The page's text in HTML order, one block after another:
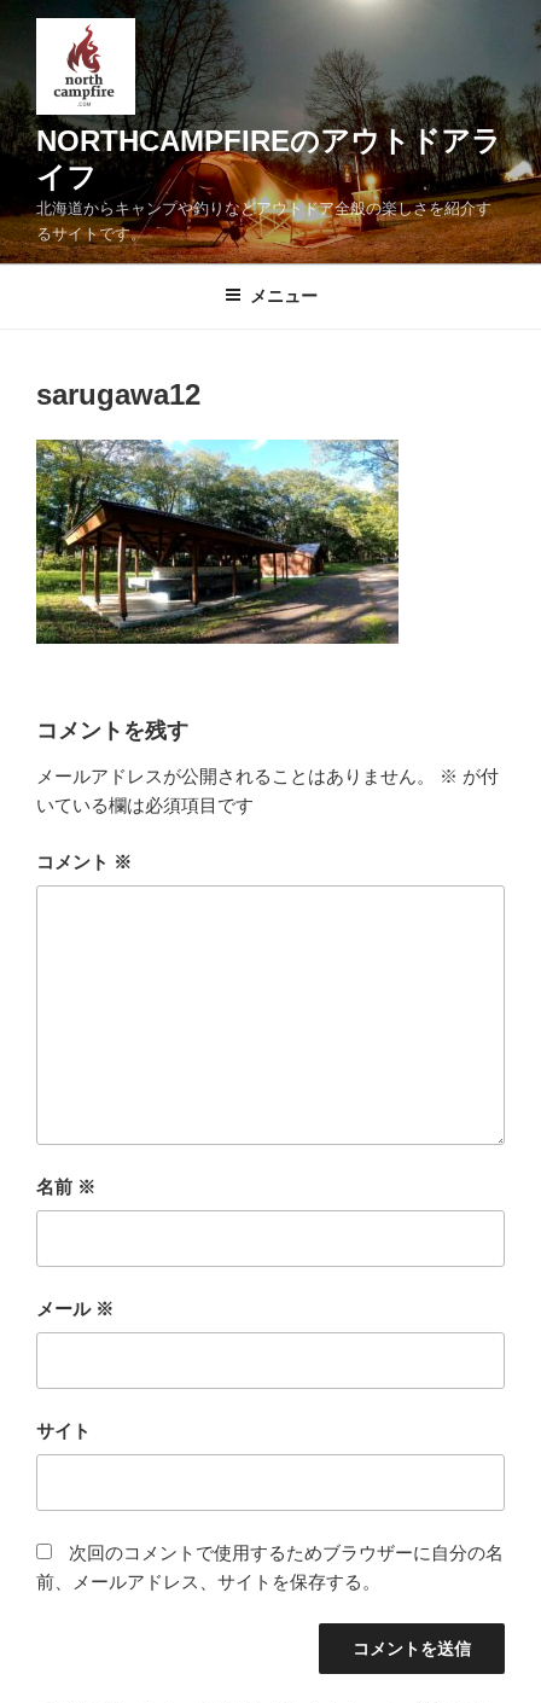
ン
ツ
へ
キ
ッ
NORTHCAMPFIREのアウトドアラ
イフ
北海道からキャンプや釣りなどアウトドア全般の楽しさを紹介す
るサイトです。
メニュー
sarugawa12
コメントを残す
メールアドレスが公開されることはありません。 ※ が付
いている欄は必須項目です
コメント ※
名前 ※
メール ※
サイト
次回のコメントで使用するためブラウザーに自分の名
前、メールアドレス、サイトを保存する。